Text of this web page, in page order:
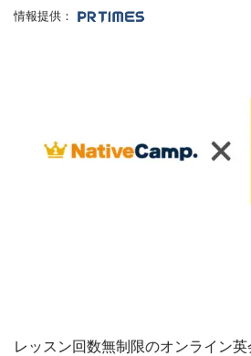
情報提供：
レッスン回数無制限のオンライン